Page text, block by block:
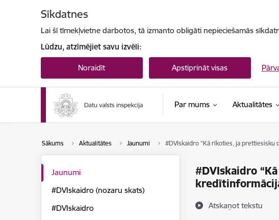
Sīkdatnes
Lai šī tīmekļvietne darbotos, tā izmanto obligāti nepieciešamās
Lūdzu, atzīmējiet savu izvēli:
Noraidīt Apstiprināt visas
Par mums Aktualitātes
Sākums Aktualitātes Jaunumi #DVIskaidro “Kā rīkoties, ja
#DVIskaidro
Atskaņot tekstu
Jaunumi
#DVIskaidro (nozaru skats)
#DVIskaidro